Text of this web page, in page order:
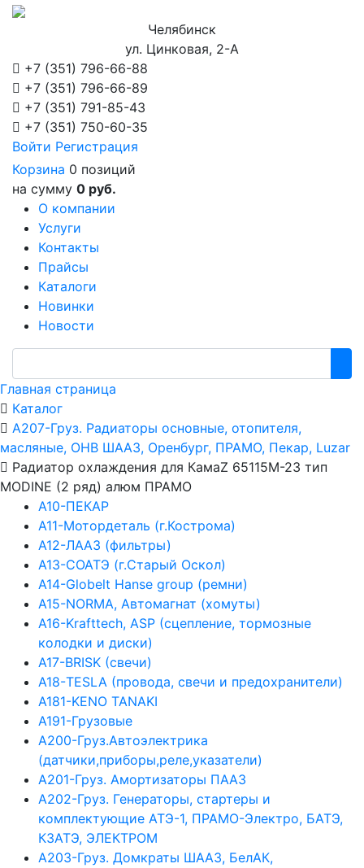
Челябинск
ул. Цинковая, 2-А
+7 (351) 796-66-88
+7 (351) 796-66-89
+7 (351) 791-85-43
+7 (351) 750-60-35
Войти Регистрация
Корзина 0 позиций
на сумму 0 руб.
О компании
Услуги
Контакты
Прайсы
Каталоги
Новинки
Новости
Главная страница
Каталог
А207-Груз. Радиаторы основные, отопителя,
масляные, ОНВ ШААЗ, Оренбург, ПРАМО, Пекар, Luzar
Радиатор охлаждения для КамаZ 65115М-23 тип
MODINE (2 ряд) алюм ПРАМО
А10-ПЕКАР
А11-Мотордеталь (г.Кострома)
А12-ЛААЗ (фильтры)
А13-СОАТЭ (г.Старый Оскол)
А14-Globelt Hanse group (ремни)
А15-NORMA, Автомагнат (хомуты)
А16-Krafttech, ASP (сцепление, тормозные
колодки и диски)
А17-BRISK (свечи)
А18-TESLA (провода, свечи и предохранители)
А181-KENO TANAKI
А191-Грузовые
А200-Груз.Автоэлектрика
(датчики,приборы,реле,указатели)
А201-Груз. Амортизаторы ПААЗ
А202-Груз. Генераторы, стартеры и
комплектующие АТЭ-1, ПРАМО-Электро, БАТЭ,
КЗАТЭ, ЭЛЕКТРОМ
А203-Груз. Домкраты ШААЗ, БелАК,